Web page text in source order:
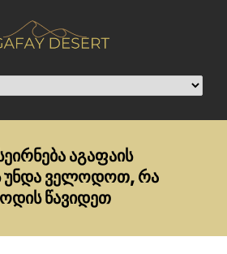
აგაფაის
უნდა ველოდოთ, რა
წავიდეთ